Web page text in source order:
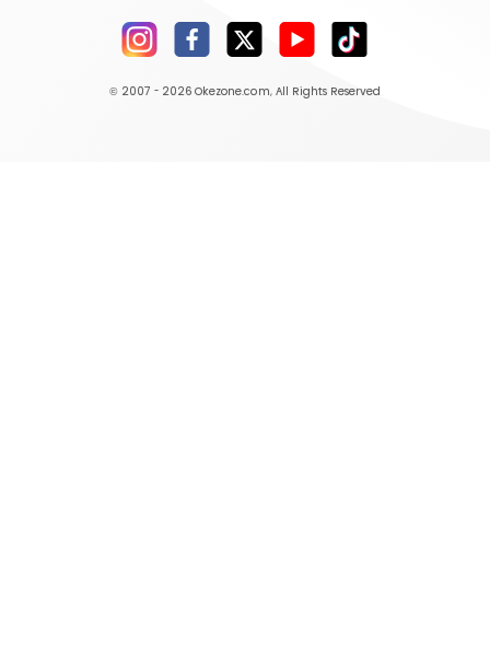
© 2007 - 2026 Okezone.com, All Rights Reserved